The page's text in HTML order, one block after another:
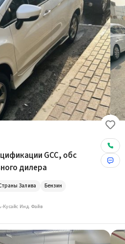
GCC, обс
дилера
Залива Бензин
Кусайс Инд. Файв